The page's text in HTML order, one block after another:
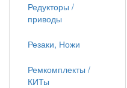
Редукторы /
приводы
Резаки, Ножи
Ремкомплекты /
КИТы